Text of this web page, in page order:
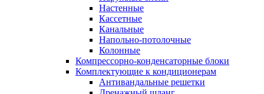
Настенные
Кассетные
Канальные
Напольно-потолочные
Колонные
Компрессорно-конденсаторные блоки
Комплектующие к кондиционерам
Антивандальные решетки